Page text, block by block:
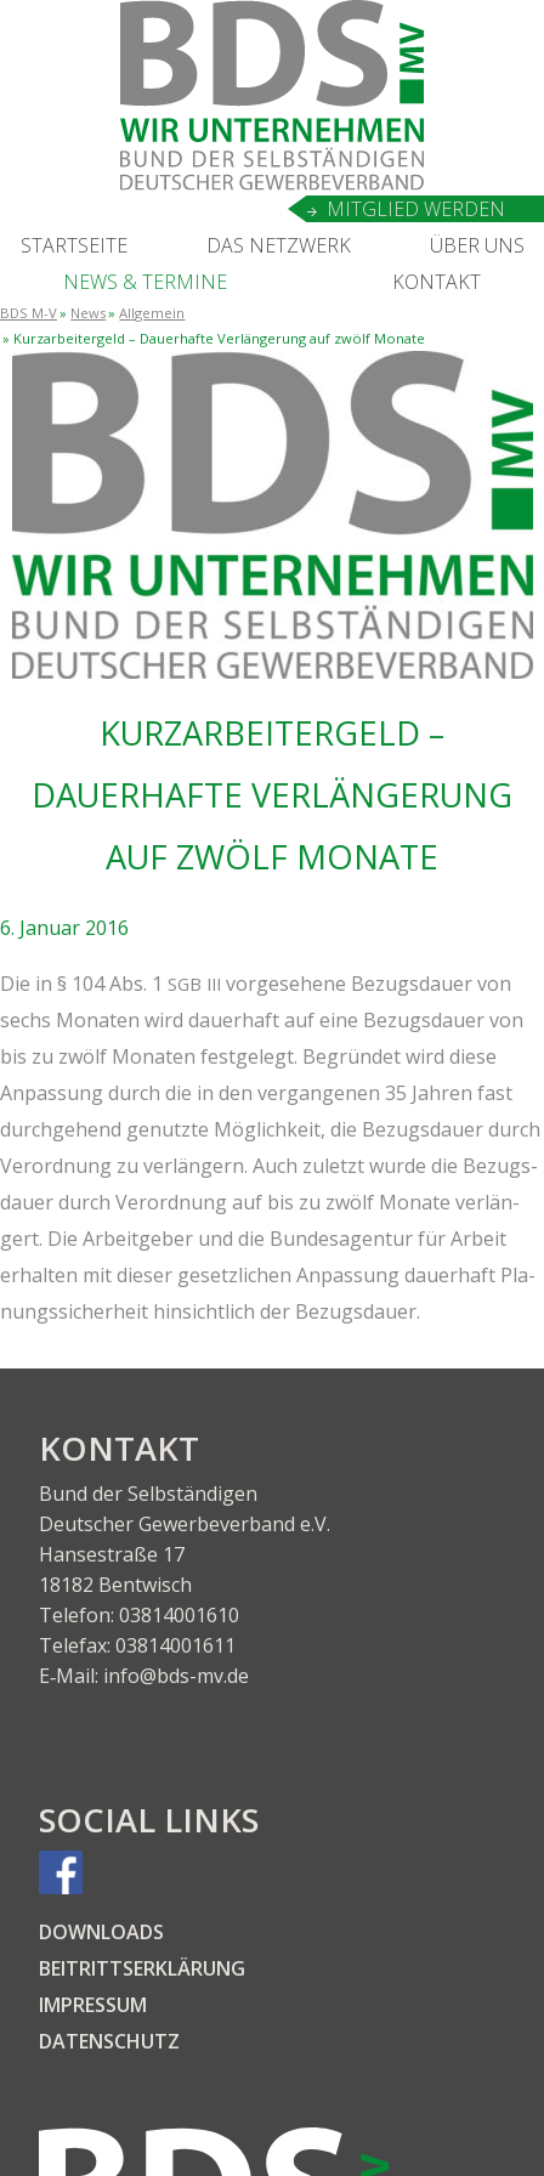
START­SEI­TE DAS NETZ­WERK
ÜBER UNS
NEWS &TERMINE KON­TAKT
MIT­GLIED WERDEN
BDS M-V News
Allgemein
Kurz­ar­bei­ter­geld – Dau­er­haf­te Ver­län­ge­rung auf zwölf Monate
KURZ­AR­BEI­TER­GELD –
DAU­ER­HAF­TE VER­LÄN­GE­RUNG
AUF ZWÖLF MONATE
6. Januar 2016
Die in § 104 Abs. 1 SGB III vor­ge­se­he­ne Bezugs­dau­er von
sechs Mona­ten wird dau­er­haft auf eine Bezugs­dau­er von
bis zu zwölf Mona­ten fest­ge­legt. Begrün­det wird die­se
Anpas­sung durch die in den ver­gan­ge­nen 35 Jah­ren fast
durch­ge­hend genutz­te Mög­lich­keit, die Bezugs­dau­er durch
Ver­ord­nung zu ver­län­gern. Auch zuletzt wur­de die Bezugs­
dau­er durch Ver­ord­nung auf bis zu zwölf Mona­te ver­län­
gert. Die Arbeit­ge­ber und die Bun­des­agen­tur für Arbeit
erhal­ten mit die­ser gesetz­li­chen Anpas­sung dau­er­haft Pla­
nungs­si­cher­heit hin­sicht­lich der Bezugsdauer.
KON­TAKT
Bund der Selbständigen
Deut­scher Gewer­be­ver­band e.V.
Han­se­stra­ße 17
18182 Bentwisch
Tele­fon: 03814001610
Tele­fax: 03814001611
E‑Mail: info@bds-mv.de
SOCIAL LINKS
DOWN­LOADS
BEI­TRITTS­ER­KLÄ­RUNG
IMPRES­SUM
DATEN­SCHUTZ